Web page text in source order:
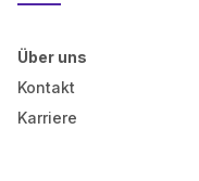
Über uns
Kontakt
Karriere